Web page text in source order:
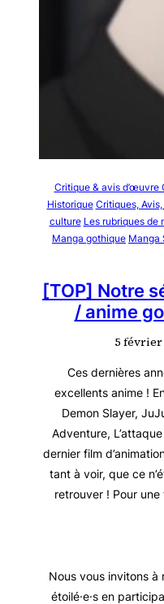
Critique & avis d’œuvre
Historique Critiques,
culture Les rubriques de
Manga gothique Manga
[TOP] Notre
/ anime
5 février
Ces dernières
excellents anime !
Demon Slayer,
Adventure,
dernier film
tant à voir, que ce
retrouver ! Pour
Nous vous invitons à
étoilé·e·s en